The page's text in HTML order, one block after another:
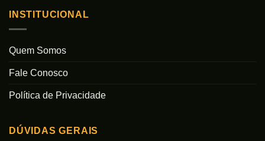
INSTITUCIONAL
Quem Somos
Fale Conosco
Política de Privacidade
DÚVIDAS GERAIS